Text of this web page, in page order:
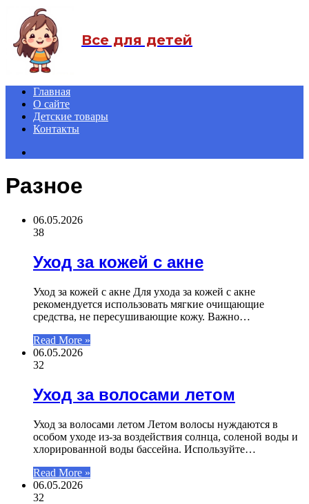
Все для детей
Главная
О сайте
Детские товары
Контакты
Разное
06.05.2026
38
Уход за кожей с акне
Уход за кожей с акне Для ухода за кожей с акне
рекомендуется использовать мягкие очищающие
средства, не пересушивающие кожу. Важно…
Read More »
06.05.2026
32
Уход за волосами летом
Уход за волосами летом Летом волосы нуждаются в
особом уходе из-за воздействия солнца, соленой воды и
хлорированной воды бассейна. Используйте…
Read More »
06.05.2026
32